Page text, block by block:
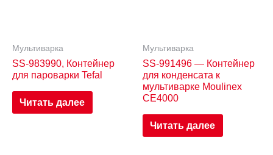
Мультиварка
SS-983990, Контейнер
для пароварки Tefal
Читать далее
Мультиварка
SS-991496 — Контейнер
для конденсата к
мультиварке Moulinex
CE4000
Читать далее